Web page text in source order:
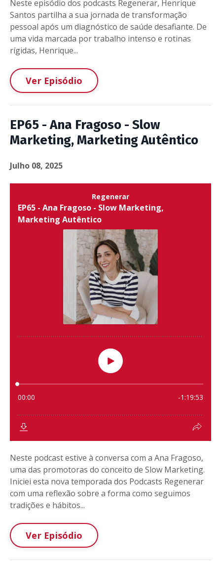
Neste episódio dos podcasts Regenerar, Henrique
Santos partilha a sua jornada de transformação
pessoal após um diagnóstico de saúde desafiante. De
uma vida marcada por trabalho intenso e rotinas
rígidas, Henrique...
Ver Episódio
EP65 - Ana Fragoso - Slow
Marketing, Marketing Autêntico
Julho 08, 2025
Neste podcast estive à conversa com a Ana Fragoso,
uma das promotoras do conceito de Slow Marketing.
Iniciei esta nova temporada dos Podcasts Regenerar
com uma reflexão sobre a forma como seguimos
tradições e hábitos...
Ver Episódio